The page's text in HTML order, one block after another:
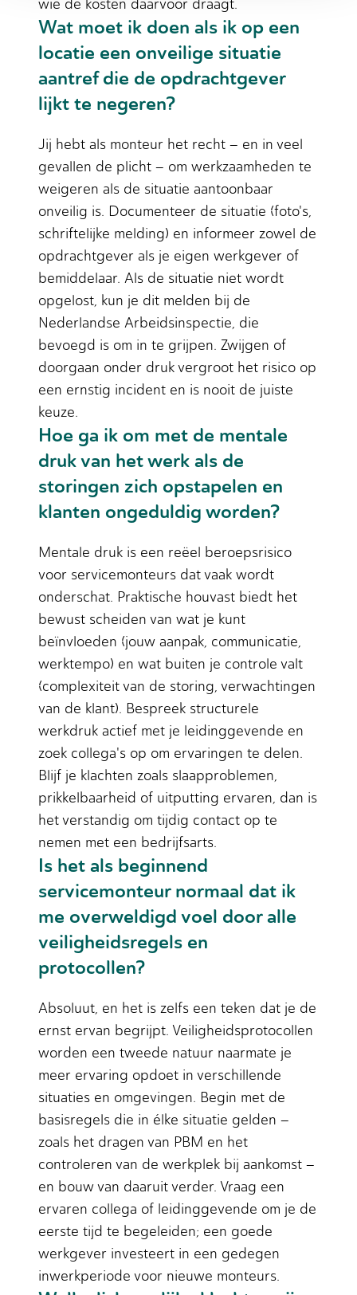
wie de kosten daarvoor draagt.
Wat moet ik doen als ik op een
locatie een onveilige situatie
aantref die de opdrachtgever
lijkt te negeren?
Jij hebt als monteur het recht – en in veel
gevallen de plicht – om werkzaamheden te
weigeren als de situatie aantoonbaar
onveilig is. Documenteer de situatie (foto's,
schriftelijke melding) en informeer zowel de
opdrachtgever als je eigen werkgever of
bemiddelaar. Als de situatie niet wordt
opgelost, kun je dit melden bij de
Nederlandse Arbeidsinspectie, die
bevoegd is om in te grijpen. Zwijgen of
doorgaan onder druk vergroot het risico op
een ernstig incident en is nooit de juiste
keuze.
Hoe ga ik om met de mentale
druk van het werk als de
storingen zich opstapelen en
klanten ongeduldig worden?
Mentale druk is een reëel beroepsrisico
voor servicemonteurs dat vaak wordt
onderschat. Praktische houvast biedt het
bewust scheiden van wat je kunt
beïnvloeden (jouw aanpak, communicatie,
werktempo) en wat buiten je controle valt
(complexiteit van de storing, verwachtingen
van de klant). Bespreek structurele
werkdruk actief met je leidinggevende en
zoek collega's op om ervaringen te delen.
Blijf je klachten zoals slaapproblemen,
prikkelbaarheid of uitputting ervaren, dan is
het verstandig om tijdig contact op te
nemen met een bedrijfsarts.
Is het als beginnend
servicemonteur normaal dat ik
me overweldigd voel door alle
veiligheidsregels en
protocollen?
Absoluut, en het is zelfs een teken dat je de
ernst ervan begrijpt. Veiligheidsprotocollen
worden een tweede natuur naarmate je
meer ervaring opdoet in verschillende
situaties en omgevingen. Begin met de
basisregels die in élke situatie gelden –
zoals het dragen van PBM en het
controleren van de werkplek bij aankomst –
en bouw van daaruit verder. Vraag een
ervaren collega of leidinggevende om je de
eerste tijd te begeleiden; een goede
werkgever investeert in een gedegen
inwerkperiode voor nieuwe monteurs.